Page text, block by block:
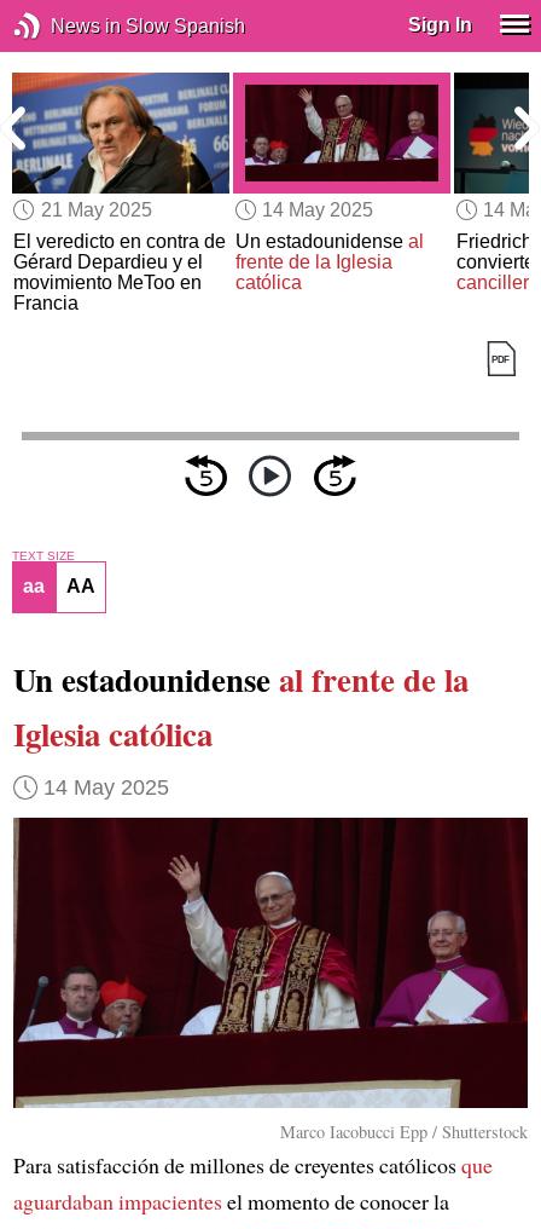
News in Slow Spanish Sign In
21 May 2025
El veredicto en contra de
Gérard Depardieu y el
movimiento MeToo en
Francia
14 May 2025
Un estadounidense al
frente de la Iglesia
católica
14
Friedrich
canciller
TEXT SIZE
aa AA
Un estadounidenseal frente de la
Iglesia católica
14 May 2025
Marco Iacobucci Epp / Shutterstock
Para satisfacción de millones de creyentes católicosque
aguardaban impacientesel momento de conocer la